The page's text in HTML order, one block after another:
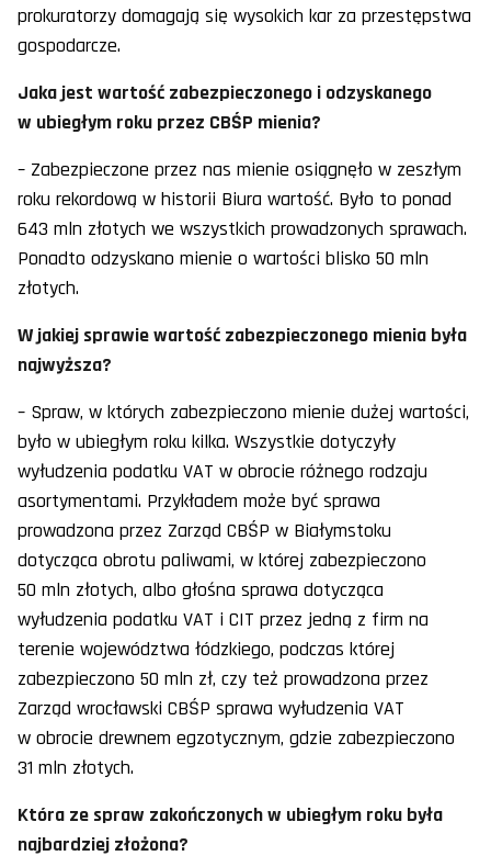
prokuratorzy domagają się wysokich kar za przestępstwa
gospodarcze.
Jaka jest wartość zabezpieczonego i odzyskanego
w ubiegłym roku przez CBŚP mienia?
– Zabezpieczone przez nas mienie osiągnęło w zeszłym
roku rekordową w historii Biura wartość. Było to ponad
643 mln złotych we wszystkich prowadzonych sprawach.
Ponadto odzyskano mienie o wartości blisko 50 mln
złotych.
W jakiej sprawie wartość zabezpieczonego mienia była
najwyższa?
– Spraw, w których zabezpieczono mienie dużej wartości,
było w ubiegłym roku kilka. Wszystkie dotyczyły
wyłudzenia podatku VAT w obrocie różnego rodzaju
asortymentami. Przykładem może być sprawa
prowadzona przez Zarząd CBŚP w Białymstoku
dotycząca obrotu paliwami, w której zabezpieczono
50 mln złotych, albo głośna sprawa dotycząca
wyłudzenia podatku VAT i CIT przez jedną z firm na
terenie województwa łódzkiego, podczas której
zabezpieczono 50 mln zł, czy też prowadzona przez
Zarząd wrocławski CBŚP sprawa wyłudzenia VAT
w obrocie drewnem egzotycznym, gdzie zabezpieczono
31 mln złotych.
Która ze spraw zakończonych w ubiegłym roku była
najbardziej złożona?